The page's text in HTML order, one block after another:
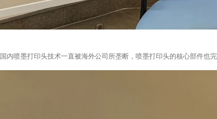
国内喷墨打印头技术一直被海外公司所垄断，喷墨打印头的核心部件